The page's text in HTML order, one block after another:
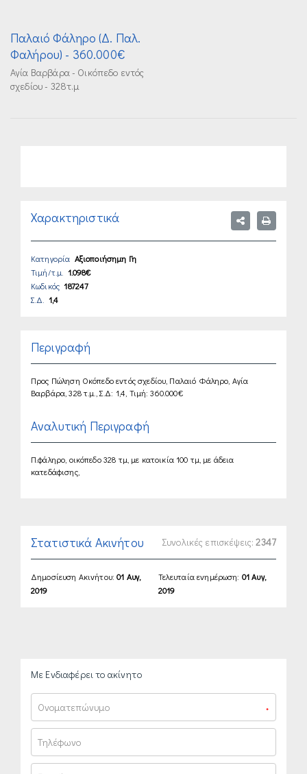
Παλαιό Φάληρο (Δ. Παλ.
Φαλήρου) - 360.000€
Αγία Βαρβάρα - Οικόπεδο εντός
σχεδίου - 328τ.μ
Χαρακτηριστικά
Κατηγορία Αξιοποιήσημη Γη
Τιμή/τ.μ. 1.098€
Κωδικός 187247
Σ.Δ. 1,4
Περιγραφή
Προς Πώληση Οκόπεδο εντός σχεδίου, Παλαιό Φάληρο, Αγία
Βαρβάρα, 328 τ.μ., Σ.Δ: 1,4, Τιμή: 360.000€
Αναλυτική Περιγραφή
Π.φάληρο, οικόπεδο 328 τμ, με κατοικία 100 τμ, με άδεια
κατεδάφισης,
Στατιστικά Ακινήτου Συνολικές επισκέψεις:2347
Δημοσίευση Ακινήτου: 01 Αυγ,
2019
Τελευταία ενημέρωση:
2019
Με Ενδιαφέρει το ακίνητο
*